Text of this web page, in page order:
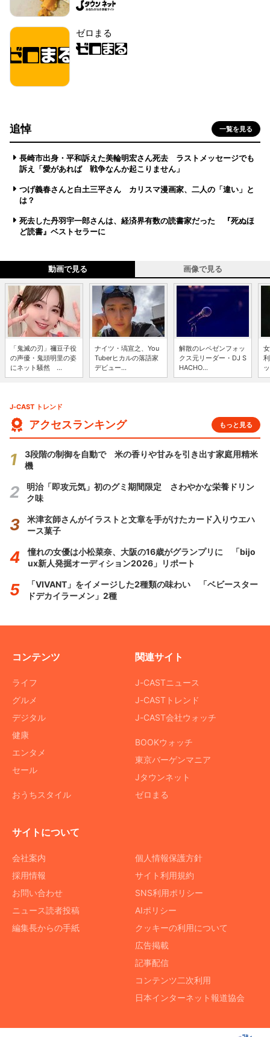
ゼロまる
追悼 一覧を見る
長崎市出身・平和訴えた美輪明宏さん死去 ラストメッセージでも
訴え「愛があれば 戦争なんか起こりません」
つげ義春さんと白土三平さん カリスマ漫画家、二人の「違い」と
は？
死去した丹羽宇一郎さんは、経済界有数の読書家だった 『死ぬほ
ど読書』ベストセラーに
動画で見る 画像で見る
「鬼滅の刃」禰豆子役
の声優・鬼頭明里の姿
にネット騒然 ...
ナイツ・塙宣之、You
Tuberヒカルの落語家
デビュー...
解散のレペゼンフォッ
クス元リーダー・DJ S
HACHO...
J-CAST トレンド
アクセスランキング もっと見る
3段階の制御を自動で 米の香りや甘みを引き出す家庭用精米
機
明治「即攻元気」初のグミ期間限定 さわやかな栄養ドリン
ク味
米津玄師さんがイラストと文章を手がけたカード入りウエハ
ース菓子
憧れの女優は小松菜奈、大阪の16歳がグランプリに 「bijo
ux新人発掘オーディション2026」リポート
「VIVANT」をイメージした2種類の味わい 「ベビースター
ドデカイラーメン」2種
コンテンツ
ライフ
グルメ
デジタル
健康
エンタメ
セール
おうちスタイル
関連サイト
J-CASTニュース
J-CASTトレンド
J-CAST会社ウォッチ
BOOKウォッチ
東京バーゲンマニア
Jタウンネット
ゼロまる
サイトについて
会社案内
採用情報
お問い合わせ
ニュース読者投稿
編集長からの手紙
個人情報保護方針
サイト利用規約
SNS利用ポリシー
AIポリシー
クッキーの利用について
広告掲載
記事配信
コンテンツ二次利用
日本インターネット報道協会